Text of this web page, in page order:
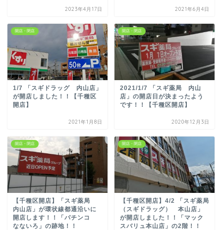
2023年4月17日 2021年6月4日
開店・閉店
1/7 「スギドラッグ 内山店」
が開店しました！！【千種区
開店】
2021年1月8日
開店・閉店
2021/1/7 「スギ薬局 内山
店」の開店日が決まったよう
です！！【千種区開店】
2020年12月3日
開店・閉店
【千種区開店】「スギ薬局
内山店」が環状線都通沿いに
開店します！！「パチンコ
なないろ」の跡地！！
開店・閉店
【千種区開店】4/2 「スギ薬局
（スギドラッグ） 本山店」
が開店しました！！「マック
スバリュ本山店」の2階！！